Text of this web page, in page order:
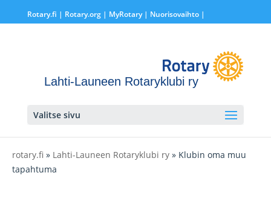
Rotary.fi | Rotary.org| MyRotary | Nuorisovaihto|
Lahti-Launeen Rotaryklubi ry
Valitse sivu
rotary.fi » Lahti-Launeen Rotaryklubi ry » Klubin oma muu
tapahtuma